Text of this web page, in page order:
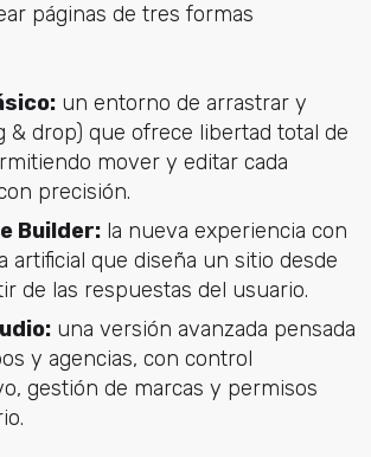
páginas de tres formas
un entorno de arrastrar y
& drop) que ofrece libertad total de
mover y editar cada
precisión.
Builder:la nueva experiencia con
artificial que diseña un sitio desde
de las respuestas del usuario.
una versión avanzada pensada
y agencias, con control
gestión de marcas y permisos